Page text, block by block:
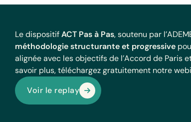
Le dispositifACT Pas à Pas, soutenu par
méthodologie structurante et progressive
alignée avec les objectifs de l’Accord de Paris
savoir plus, téléchargez gratuitement notre
Voir le replay